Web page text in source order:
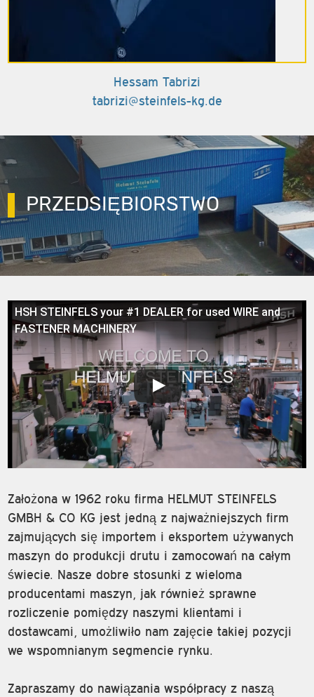
Hessam Tabrizi
tabrizi@steinfels-kg.de
PRZEDSIĘBIORSTWO
HSH STEINFELS your #1 DEALER for used WIRE and
FASTENER MACHINERY
Założona w 1962 roku firma HELMUT STEINFELS
GMBH & CO KG jest jedną z najważniejszych firm
zajmujących się importem i eksportem używanych
maszyn do produkcji drutu i zamocowań na całym
świecie. Nasze dobre stosunki z wieloma
producentami maszyn, jak również sprawne
rozliczenie pomiędzy naszymi klientami i
dostawcami, umożliwiło nam zajęcie takiej pozycji
we wspomnianym segmencie rynku.
Zapraszamy do nawiązania współpracy z naszą